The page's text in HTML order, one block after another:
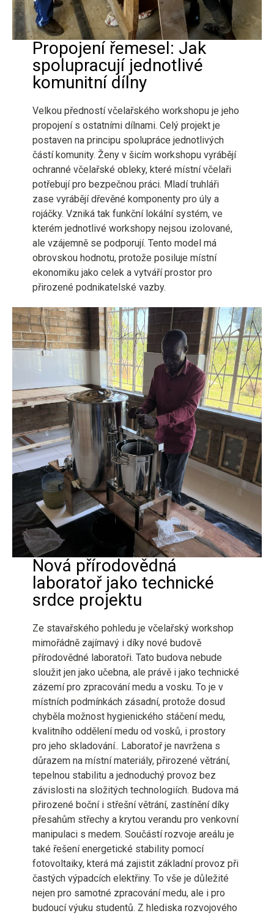
Propojení řemesel: Jak
spolupracují jednotlivé
komunitní dílny
Velkou předností včelařského workshopu je jeho
propojení s ostatními dílnami. Celý projekt je
postaven na principu spolupráce jednotlivých
částí komunity. Ženy v šicím workshopu vyrábějí
ochranné včelařské obleky, které místní včelaři
potřebují pro bezpečnou práci. Mladí truhláři
zase vyrábějí dřevěné komponenty pro úly a
rojáčky. Vzniká tak funkční lokální systém, ve
kterém jednotlivé workshopy nejsou izolované,
ale vzájemně se podporují. Tento model má
obrovskou hodnotu, protože posiluje místní
ekonomiku jako celek a vytváří prostor pro
přirozené podnikatelské vazby.
Nová přírodovědná
laboratoř jako technické
srdce projektu
Ze stavařského pohledu je včelařský workshop
mimořádně zajímavý i díky nové budově
přírodovědné laboratoři. Tato budova nebude
sloužit jen jako učebna, ale právě i jako technické
zázemí pro zpracování medu a vosku. To je v
místních podmínkách zásadní, protože dosud
chyběla možnost hygienického stáčení medu,
kvalitního oddělení medu od vosků, i prostory
pro jeho skladování.. Laboratoř je navržena s
důrazem na místní materiály, přirozené větrání,
tepelnou stabilitu a jednoduchý provoz bez
závislosti na složitých technologiích. Budova má
přirozené boční i střešní větrání, zastínění díky
přesahům střechy a krytou verandu pro venkovní
manipulaci s medem. Součástí rozvoje areálu je
také řešení energetické stability pomocí
fotovoltaiky, která má zajistit základní provoz při
častých výpadcích elektřiny. To vše je důležité
nejen pro samotné zpracování medu, ale i pro
budoucí výuku studentů. Z hlediska rozvojového